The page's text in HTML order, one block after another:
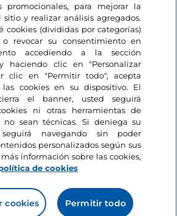
promocionales, para mejorar la
y realizar análisis agregados.
cookies (divididas por categorías)
o revocar su consentimiento en
accediendo a la sección
haciendo clic en "Personalizar
clic en "Permitir todo", acepta
cookies en su dispositivo. El
el banner, usted seguirá
ni otras herramientas de
sean técnicas. Si deniega su
seguirá navegando sin poder
personalizados según sus
información sobre las cookies,
de cookies
cookies Permitir todo